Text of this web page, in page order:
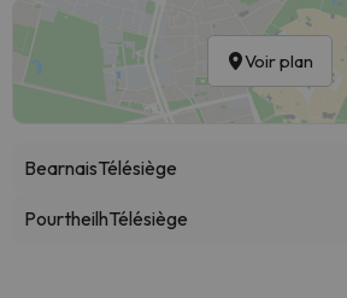
Voir plan
BearnaisTélésiège
PourtheilhTélésiège